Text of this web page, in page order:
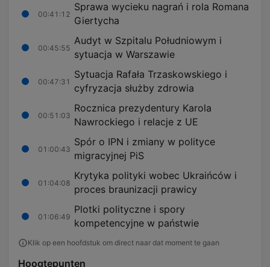
00:41:12
Sprawa wycieku nagrań i rola Romana
Giertycha
00:45:55
Audyt w Szpitalu Południowym i
sytuacja w Warszawie
00:47:31
Sytuacja Rafała Trzaskowskiego i
cyfryzacja służby zdrowia
00:51:03
Rocznica prezydentury Karola
Nawrockiego i relacje z UE
01:00:43
Spór o IPN i zmiany w polityce
migracyjnej PiS
01:04:08
Krytyka polityki wobec Ukraińców i
proces braunizacji prawicy
01:06:49
Plotki polityczne i spory
kompetencyjne w państwie
Klik op een hoofdstuk om direct naar dat moment te gaan
Hoogtepunten